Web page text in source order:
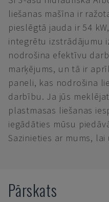
liešanas mašīna ir
pieslēgtā jauda ir 54
integrētu izstrādājumu
nodrošina efektīvu
marķējums, un tā ir
paneli, kas nodrošina
darbību. Ja jūs
plastmasas liešanas
iegādāties mūsu
Sazinieties ar mums,
Pārskats